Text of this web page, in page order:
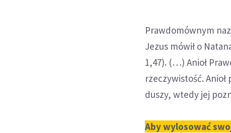
Prawdomównym
Jezus mówił o
1,47). (…) Anioł
rzeczywistość.
duszy, wtedy jej
Aby wylosować